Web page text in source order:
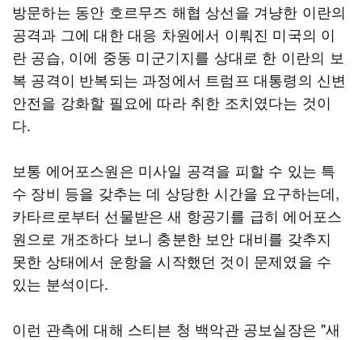
방문하는 동안 호르무즈 해협 상선을 겨냥한 이란의
공격과 그에 대한 대응 차원에서 이뤄진 미국의 이
란 공습, 이에 중동 미군기지를 상대로 한 이란의 보
복 공격이 반복되는 과정에서 트럼프 대통령의 신변
안전을 강화할 필요에 따라 취한 조치였다는 것이
다.
보통 에어포스원은 미사일 공격을 피할 수 있는 특
수 장비 등을 갖추는 데 상당한 시간을 요구하는데,
카타르로부터 선물받은 새 항공기를 급히 에어포스
원으로 개조하다 보니 충분한 보안 대비를 갖추지
못한 상태에서 운항을 시작했던 것이 문제였을 수
있는 분석이다.
이런 관측에 대해 스티븐 청 백악관 공보실장은 "새